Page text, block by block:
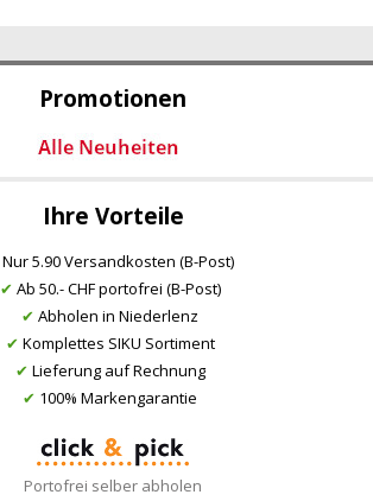
Promotionen
Ihre Vorteile
Nur 5.90 Versandkosten (B-Post)
✔ Ab 50.- CHF portofrei (B-Post)
✔ Abholen in Niederlenz
✔ Komplettes SIKU Sortiment
✔ Lieferung auf Rechnung
✔ 100% Markengarantie
Portofrei selber abholen